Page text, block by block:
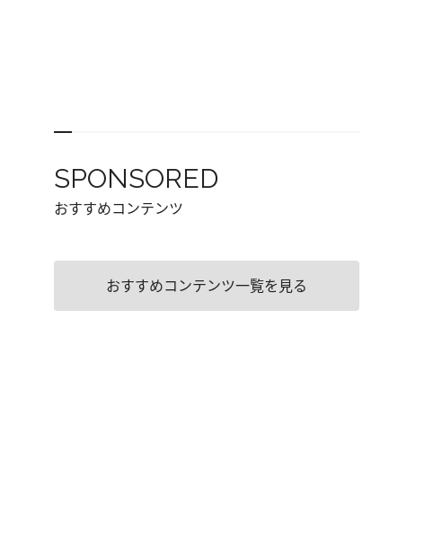
SPONSORED
おすすめコンテンツ
おすすめコンテンツ一覧を見る